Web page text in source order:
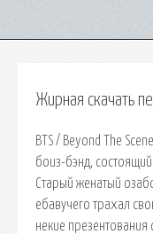
Жирная скачать
BTS / Beyond The
боиз-бэнд, состоящий
Старый женатый
ебавучего трахал
некие